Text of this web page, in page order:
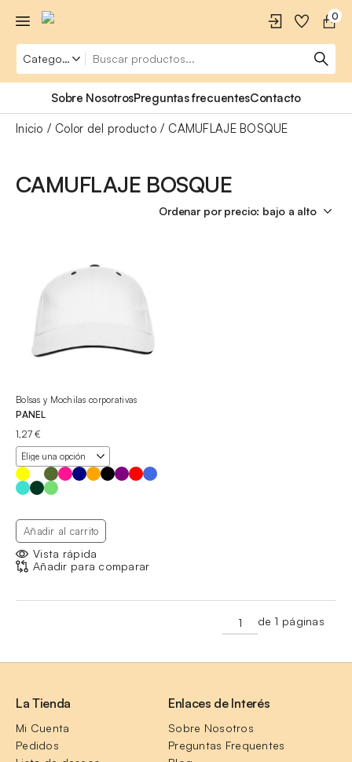
0
Sobre NosotrosPreguntas frecuentesContacto
Inicio Color del producto CAMUFLAJE BOSQUE
CAMUFLAJE BOSQUE
Bolsas y Mochilas corporativas
PANEL
1,27€
Añadir al carrito
Vista rápida
Añadir para comparar
de 1 páginas
La Tienda
Mi Cuenta
Pedidos
Enlaces de Interés
Sobre Nosotros
Preguntas Frequentes